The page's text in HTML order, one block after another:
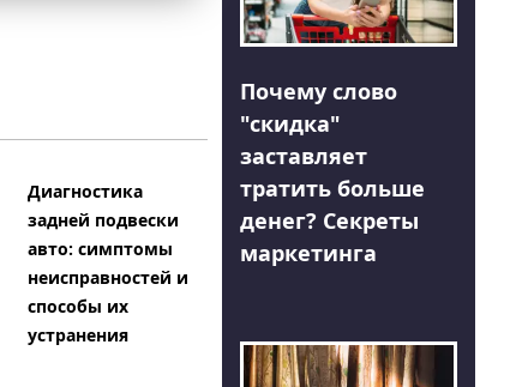
Диагностика
задней подвески
авто: симптомы
неисправностей и
способы их
устранения
Почему слово
"скидка"
заставляет
тратить больше
денег? Секреты
маркетинга